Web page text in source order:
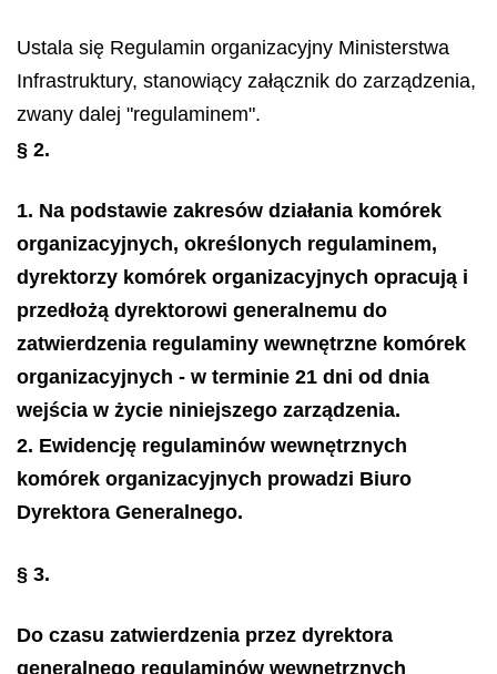
Ustala się Regulamin organizacyjny Ministerstwa
Infrastruktury, stanowiący załącznik do zarządzenia,
zwany dalej "regulaminem".
§ 2.
1. Na podstawie zakresów działania komórek
organizacyjnych, określonych regulaminem,
dyrektorzy komórek organizacyjnych opracują i
przedłożą dyrektorowi generalnemu do
zatwierdzenia regulaminy wewnętrzne komórek
organizacyjnych - w terminie 21 dni od dnia
wejścia w życie niniejszego zarządzenia.
2. Ewidencję regulaminów wewnętrznych
komórek organizacyjnych prowadzi Biuro
Dyrektora Generalnego.
§ 3.
Do czasu zatwierdzenia przez dyrektora
generalnego regulaminów wewnętrznych